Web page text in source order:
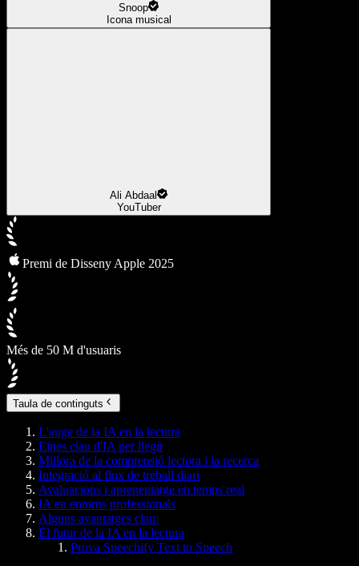
Snoop
Icona musical
Ali Abdaal
YouTuber
Premi de Disseny Apple 2025
Més de 50 M d'usuaris
Taula de continguts
L'auge de la IA en la lectura
Eines clau d'IA per llegir
Millora de la comprensió lectora i la recerca
Integració al flux de treball diari
Avaluacions i aprenentatge en temps real
IA en entorns professionals
Alguns avantatges clau:
El futur de la IA en la lectura
Prova Speechify Text to Speech